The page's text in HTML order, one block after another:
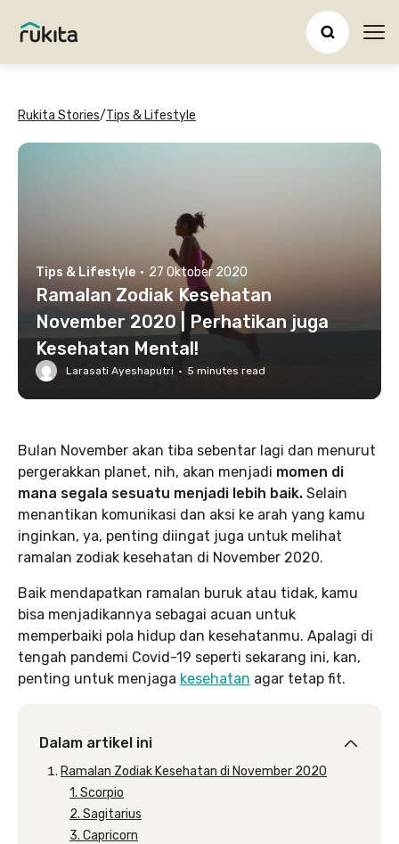
Rukita Stories/Tips & Lifestyle
Tips & Lifestyle · 27 Oktober 2020
Ramalan Zodiak Kesehatan
November 2020 | Perhatikan juga
Kesehatan Mental!
Larasati Ayeshaputri · 5 minutes read
Bulan November akan tiba sebentar lagi dan menurut
pergerakkan planet, nih, akan menjadi momen di
mana segala sesuatu menjadi lebih baik. Selain
menantikan komunikasi dan aksi ke arah yang kamu
inginkan, ya, penting diingat juga untuk melihat
ramalan zodiak kesehatan di November 2020.
Baik mendapatkan ramalan buruk atau tidak, kamu
bisa menjadikannya sebagai acuan untuk
memperbaiki pola hidup dan kesehatanmu. Apalagi di
tengah pandemi Covid-19 seperti sekarang ini, kan,
penting untuk menjaga kesehatan agar tetap fit.
Dalam artikel ini
Ramalan Zodiak Kesehatan di November 2020
1. Scorpio
2. Sagitarius
3. Capricorn